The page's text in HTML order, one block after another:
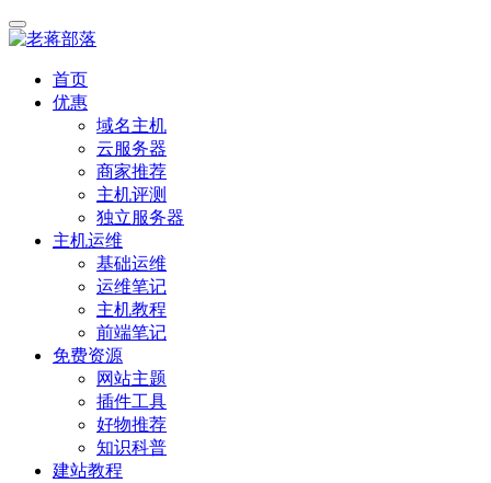
首页
优惠
域名主机
云服务器
商家推荐
主机评测
独立服务器
主机运维
基础运维
运维笔记
主机教程
前端笔记
免费资源
网站主题
插件工具
好物推荐
知识科普
建站教程